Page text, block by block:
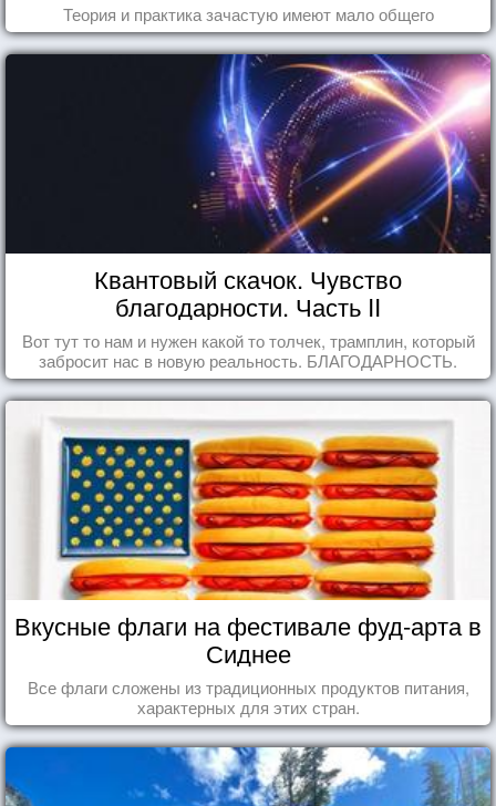
Теория и практика зачастую имеют мало общего
Квантовый скачок. Чувство
благодарности. Часть II
Вот тут то нам и нужен какой то толчек, трамплин, который
забросит нас в новую реальность. БЛАГОДАРНОСТЬ.
Вкусные флаги на фестивале фуд-арта в
Сиднее
Все флаги сложены из традиционных продуктов питания,
характерных для этих стран.